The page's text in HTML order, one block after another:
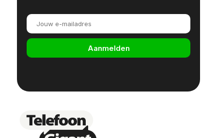
Aanmelden